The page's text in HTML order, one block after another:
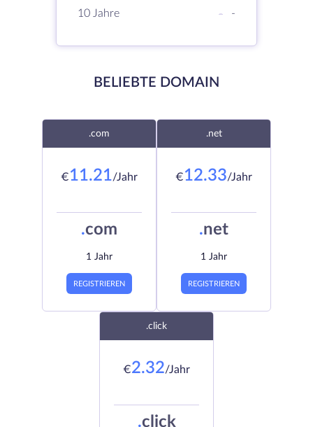
10 Jahre
- -
BELIEBTE DOMAIN
.com
€11.21/Jahr
.com
1 Jahr
REGISTRIEREN
.net
€12.33/Jahr
.net
1 Jahr
REGISTRIEREN
.click
€2.32/Jahr
.click